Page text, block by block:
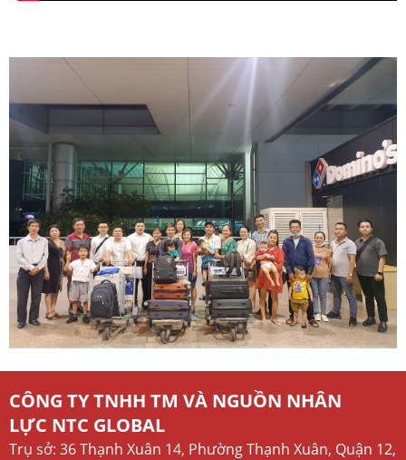
CÔNG TY TNHH TM VÀ NGUỒN NHÂN
LỰC NTC GLOBAL
Trụ sở: 36 Thạnh Xuân 14, Phường Thạnh Xuân, Quận 12,